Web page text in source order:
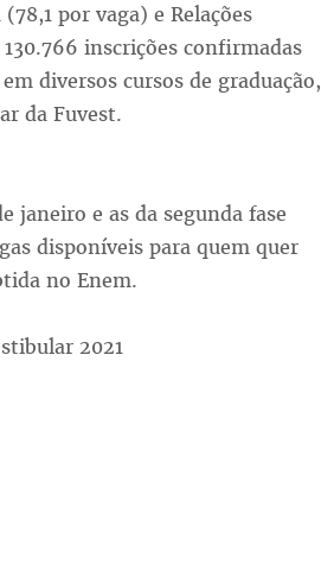
por vaga) e Relações
inscrições confirmadas
diversos cursos de graduação,
da Fuvest.
janeiro e as da segunda fase
disponíveis para quem quer
no Enem.
2021